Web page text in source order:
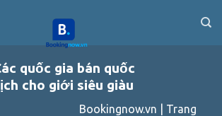
quốc gia bán quốc
cho giới siêu giàu
Bookingnow.vn | Trang